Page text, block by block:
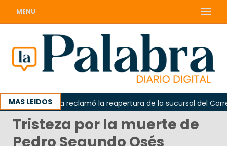
MENU
MAS LEIDOS
Odarda reclamó la reapertura de la sucursal del Correo
Tristeza por la muerte de